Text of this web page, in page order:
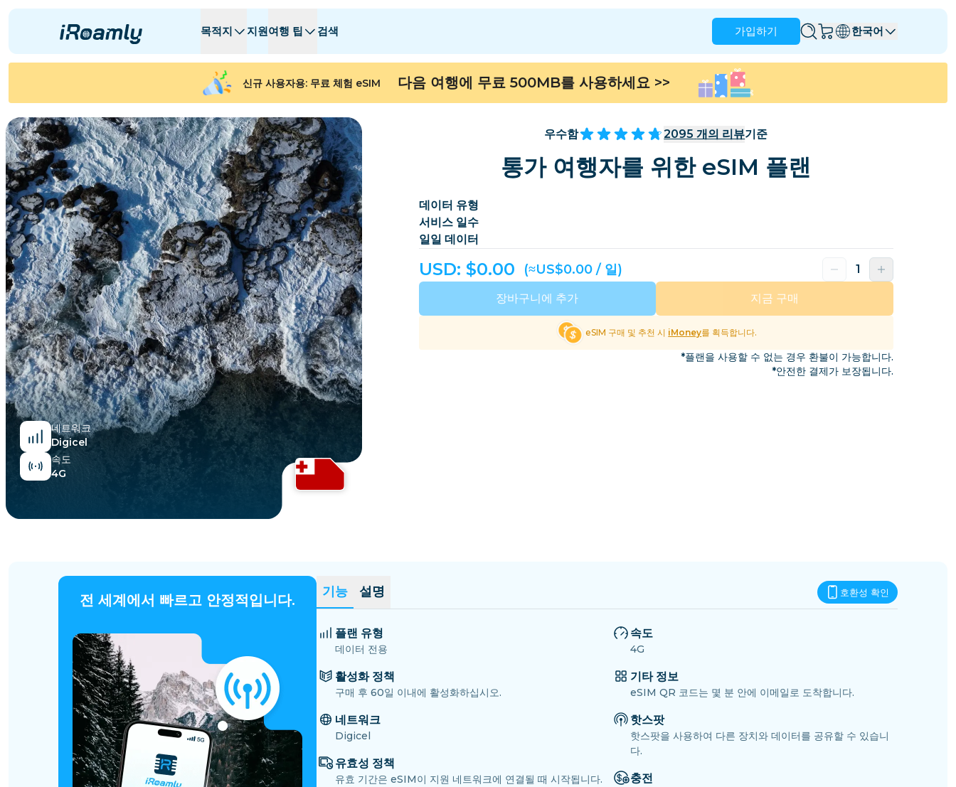
목적지 지원여행 팁 검색 가입하기 한국어
지역 eSIM
알제리 안도라 앵귈라
아르헨티나
아제르바이잔
벨기에 보스니아 헤르체고비나 브라질
불가리아 캄보디아
차드
Republiek Congo 코스타리카 코트디부아르 키프로스
체코 공화국 도미니카 도미니카 공화국
이집트 에스토니아
모든 목적지 탐색
중국
신규 사용자용: 무료 체험 eSIM 다음 여행에 무료 500MB를 사용하세요 >>
네트워크
Digicel
속도
4G
우수함 2095 개의 리뷰기준
통가 여행자를 위한 eSIM 플랜
데이터 유형
서비스 일수
일일 데이터
USD: $0.00 (≈US$0.00 / 일)
장바구니에 추가 지금 구매
eSIM 구매 및 추천 시 iMoney를 획득합니다.
*플랜을 사용할 수 없는 경우 환불이 가능합니다.
*안전한 결제가 보장됩니다.
전 세계에서 빠르고 안정적입니다. 기능 설명 호환성 확인
플랜 유형
데이터 전용
활성화 정책
구매 후 60일 이내에 활성화하십시오.
네트워크
Digicel
유효성 정책
유효 기간은 eSIM이 지원 네트워크에 연결될 때 시작됩니다.
속도
4G
기타 정보
eSIM QR 코드는 몇 분 안에 이메일로 도착합니다.
핫스팟
핫스팟을 사용하여 다른 장치와 데이터를 공유할 수 있습니
다.
충전